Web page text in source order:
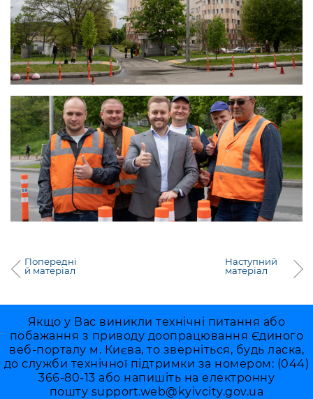
Попередні
й матеріал
Наступний
матеріал
Якщо у Вас виникли технічні питання або
побажання з приводу доопрацювання Єдиного
веб-порталу м. Києва, то зверніться, будь ласка,
до служби технічної підтримки за номером: (044)
366-80-13 або напишіть на електронну
пошту support.web@kyivcity.gov.ua